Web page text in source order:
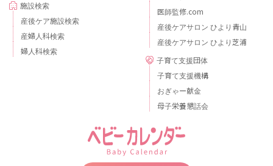
施設検索
産後ケア施設検索
産婦人科検索
婦人科検索
医師監修.com
産後ケアサロン ひより青山
産後ケアサロン ひより芝浦
子育て支援団体
子育て支援機構
おぎゃー献金
母子栄養懇話会